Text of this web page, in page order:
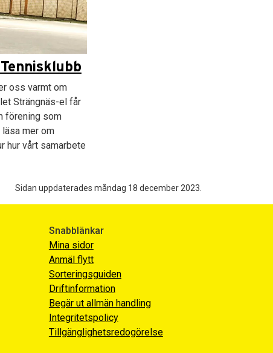
oss varmt om
Strängnäs-el får
förening som
läsa mer om
hur vårt samarbete
Sidan uppdaterades måndag 18 december 2023.
Snabblänkar
Mina sidor
Anmäl flytt
Sorteringsguiden
Driftinformation
Begär ut allmän handling
Integritetspolicy
Tillgänglighetsredogörelse